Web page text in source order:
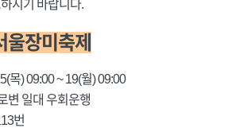
시기 바랍니다.
장미축제
목) 09:00 ~ 19(월) 09:00
변 일대 우회운행
번